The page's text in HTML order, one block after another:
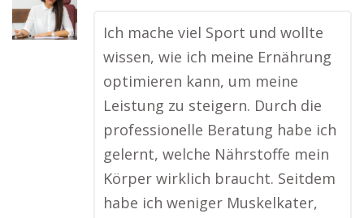
Ich mache viel Sport und wollte
wissen, wie ich meine Ernährung
optimieren kann, um meine
Leistung zu steigern. Durch die
professionelle Beratung habe ich
gelernt, welche Nährstoffe mein
Körper wirklich braucht. Seitdem
habe ich weniger Muskelkater,